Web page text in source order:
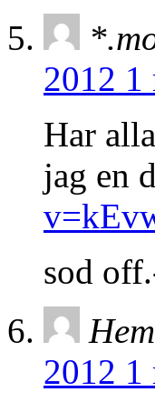
2012 1
Har
jag en
sod
2012 1